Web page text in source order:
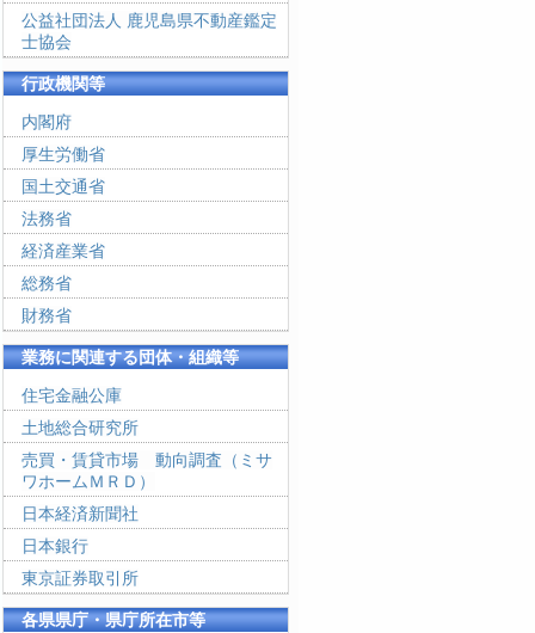
公益社団法人 鹿児島県不動産鑑定
士協会
行政機関等
内閣府
厚生労働省
国土交通省
法務省
経済産業省
総務省
財務省
業務に関連する団体・組織等
住宅金融公庫
土地総合研究所
売買・賃貸市場 動向調査（ミサ
ワホームＭＲＤ）
日本経済新聞社
日本銀行
東京証券取引所
各県県庁・県庁所在市等